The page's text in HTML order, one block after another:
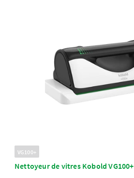
VG100+
Nettoyeur de vitres Kobold VG100+